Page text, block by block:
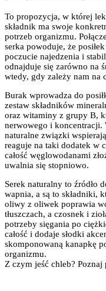
To propozycja, w której
składnik ma swoje
potrzeb organizmu.
serka powoduje, że
poczucie najedzenia i
odnajduje się zarówno na
wtedy, gdy zależy nam na
Burak wprowadza do
zestaw składników
oraz witaminy z grupy B,
nerwowego i
naturalne związki
reaguje na taki dodatek w
całość węglowodanami
uwalnia się stopniowo.
Serek naturalny to źródło
wapnia, a są to składniki,
oliwy z oliwek poprawia
tłuszczach, a czosnek i
potrzeby sięgania po
całość i dodaje słodki
skomponowaną kanapkę
organizmu.
Z czym jeść chleb?